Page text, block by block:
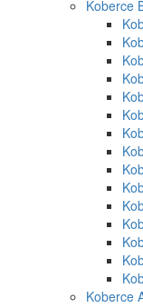
Koberce
Koberce